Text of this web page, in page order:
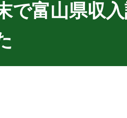
で富山県収